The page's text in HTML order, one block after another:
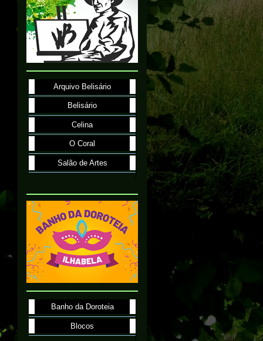
Arquivo Belisário
Belisário
Celina
O Coral
Salão de Artes
Banho da Doroteia
Blocos